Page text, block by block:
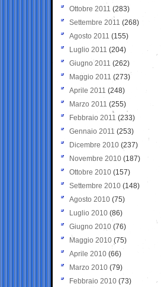
Ottobre 2011 (283)
Settembre 2011 (268)
Agosto 2011 (155)
Luglio 2011 (204)
Giugno 2011 (262)
Maggio 2011 (273)
Aprile 2011 (248)
Marzo 2011 (255)
Febbraio 2011 (233)
Gennaio 2011 (253)
Dicembre 2010 (237)
Novembre 2010 (187)
Ottobre 2010 (157)
Settembre 2010 (148)
Agosto 2010 (75)
Luglio 2010 (86)
Giugno 2010 (76)
Maggio 2010 (75)
Aprile 2010 (66)
Marzo 2010 (79)
Febbraio 2010 (73)